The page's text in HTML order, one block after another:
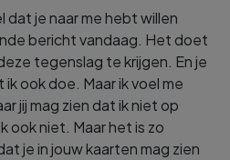
dat je naar me hebt willen
bericht vandaag. Het doet
tegenslag te krijgen. En je
ook doe. Maar ik voel me
jij mag zien dat ik niet op
ook niet. Maar het is zo
je in jouw kaarten mag zien